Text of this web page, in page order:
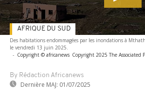
Des habitations endommagées par les inondations à
le vendredi 13 juin 2025.
- Copyright © africanews Copyright 2025 The Associated
By Rédaction Africanews
Dernière MAJ: 01/07/2025
AFRIQUE DU SUD